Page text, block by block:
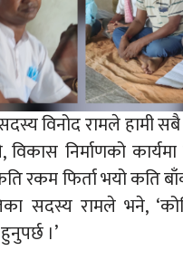
विनोद रामले हामी
निर्माणको
रकम फिर्ता भयो कति
सदस्य रामले भने,
।’